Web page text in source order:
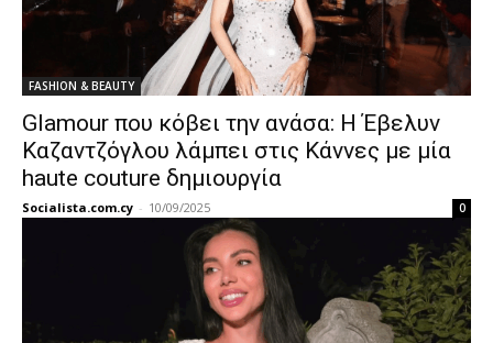
FASHION & BEAUTY
Glamour που κόβει την ανάσα: Η Έβελυν
Καζαντζόγλου λάμπει στις Κάννες με μία
haute couture δημιουργία
Socialista.com.cy - 10/09/2025 0